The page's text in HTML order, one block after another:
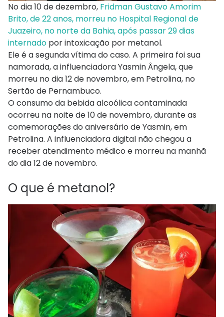
No dia 10 de dezembro, Fridman Gustavo Amorim
Brito, de 22 anos, morreu no Hospital Regional de
Juazeiro, no norte da Bahia, após passar 29 dias
internado por intoxicação por metanol.
Ele é a segunda vítima do caso. A primeira foi sua
namorada, a influenciadora Yasmin Ângela, que
morreu no dia 12 de novembro, em Petrolina, no
Sertão de Pernambuco.
O consumo da bebida alcoólica contaminada
ocorreu na noite de 10 de novembro, durante as
comemorações do aniversário de Yasmin, em
Petrolina. A influenciadora digital não chegou a
receber atendimento médico e morreu na manhã
do dia 12 de novembro.
O que é metanol?